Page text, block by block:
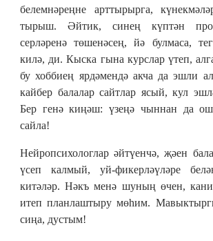
белемнәреңне арттырырга,
тырыш. Әйтик, синең күптән
серләренә төшенәсең, йә булмаса,
килә, ди. Кыска гына курслар үтеп,
бу хоббиең ярдәмендә акча да эшли
кайбер балалар сайтлар ясый, кул
Бер генә киңәш: үзеңә чыннан да
сайла!
Нейропсихологлар әйтүенчә, җәен
үсеп калмый, уй-фикерләүләре
китәләр. Нәкъ менә шуның өчен,
итеп планлаштыру мөһим.
сиңа, дустым!